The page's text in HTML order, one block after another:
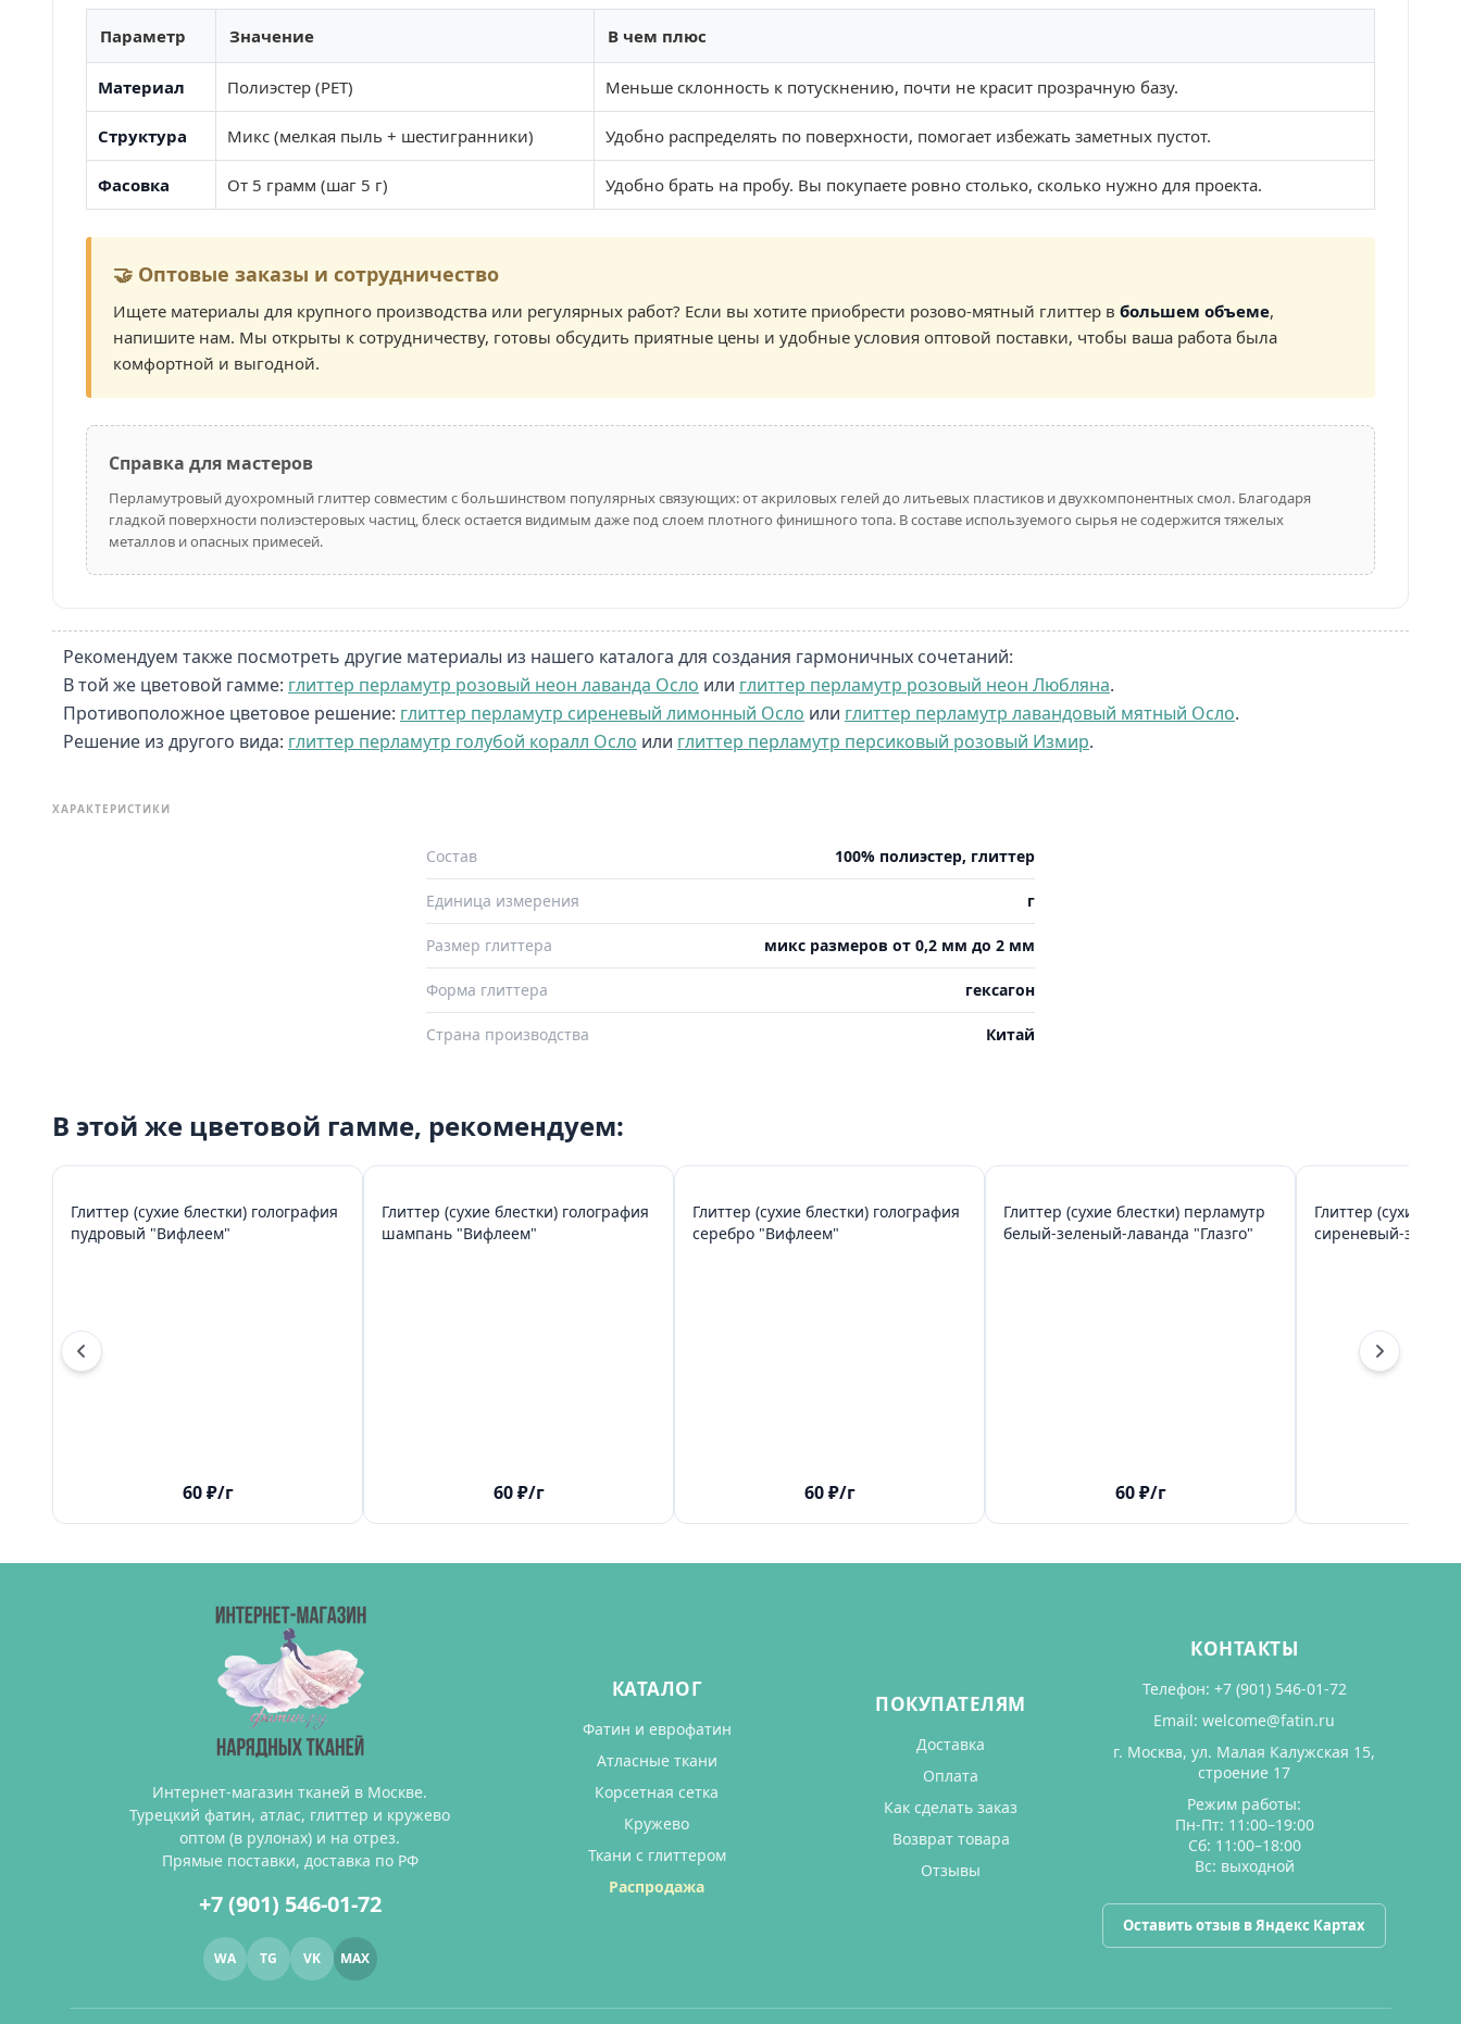
Параметр Значение В чем плюс
Материал Полиэстер (PET) Меньше склонность к потускнению, почти не красит прозрачную базу.
Структура Микс (мелкая пыль + шестигранники) Удобно распределять по поверхности, помогает избежать заметных пустот.
Фасовка От 5 грамм (шаг 5 г) Удобно брать на пробу. Вы покупаете ровно столько, сколько нужно для проекта.
🤝 Оптовые заказы и сотрудничество
Ищете материалы для крупного производства или регулярных работ? Если вы хотите приобрести розово-мятный глиттер в большем объеме,
напишите нам. Мы открыты к сотрудничеству, готовы обсудить приятные цены и удобные условия оптовой поставки, чтобы ваша работа была
комфортной и выгодной.
Справка для мастеров
Перламутровый дуохромный глиттер совместим с большинством популярных связующих: от акриловых гелей до литьевых пластиков и двухкомпонентных смол. Благодаря
гладкой поверхности полиэстеровых частиц, блеск остается видимым даже под слоем плотного финишного топа. В составе используемого сырья не содержится тяжелых
металлов и опасных примесей.
Рекомендуем также посмотреть другие материалы из нашего каталога для создания гармоничных сочетаний:
В той же цветовой гамме: глиттер перламутр розовый неон лаванда Осло или глиттер перламутр розовый неон Любляна.
Противоположное цветовое решение: глиттер перламутр сиреневый лимонный Осло или глиттер перламутр лавандовый мятный Осло.
Решение из другого вида: глиттер перламутр голубой коралл Осло или глиттер перламутр персиковый розовый Измир.
ХАРАКТЕРИСТИКИ
Состав 100% полиэстер, глиттер
Единица измерения г
Размер глиттера микс размеров от 0,2 мм до 2 мм
Форма глиттера гексагон
Страна производства Китай
В этой же цветовой гамме, рекомендуем:
Глиттер (сухие блестки) голография
пудровый "Вифлеем"
60₽/г
Глиттер (сухие блестки) голография
шампань "Вифлеем"
60₽/г
Глиттер (сухие блестки) голография
серебро "Вифлеем"
60₽/г
Глиттер (сухие блестки) перламутр
белый-зеленый-лаванда "Глазго"
60₽/г
Глиттер (сухие
сиреневый-
Интернет-магазин тканей в Москве.
Турецкий фатин, атлас, глиттер и кружево
оптом (в рулонах) и на отрез.
Прямые поставки, доставка по РФ
+7 (901) 546-01-72
WA TG VK MAX
КАТАЛОГ
Фатин и еврофатин
Атласные ткани
Корсетная сетка
Кружево
Ткани с глиттером
Распродажа
ПОКУПАТЕЛЯМ
Доставка
Оплата
Как сделать заказ
Возврат товара
Отзывы
КОНТАКТЫ
Телефон: +7 (901) 546-01-72
Email:welcome@fatin.ru
г. Москва, ул. Малая Калужская 15,
строение 17
Режим работы:
Пн-Пт: 11:00–19:00
Сб: 11:00–18:00
Вс: выходной
Оставить отзыв в Яндекс Картах